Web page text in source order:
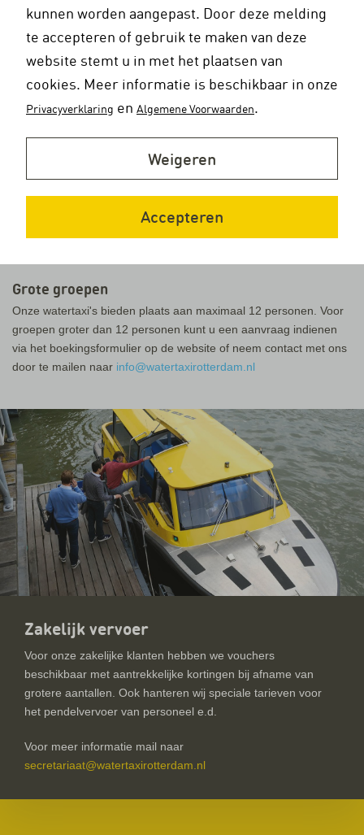
Watertaxiritten op afroep kunt u op elk moment online boeken via
onze app of website. Betalen kan vooraf via de app of aan boord
Grote groepen
Onze watertaxi's bieden plaats aan maximaal 12 personen. Voor
groepen groter dan 12 personen kunt u een aanvraag indienen
via het boekingsformulier op de website of neem contact met ons
door te mailen naar info@watertaxirotterdam.nl
Zakelijk vervoer
Voor onze zakelijke klanten hebben we vouchers
beschikbaar met aantrekkelijke kortingen bij afname van
grotere aantallen. Ook hanteren wij speciale tarieven voor
het pendelvervoer van personeel e.d.
Voor meer informatie mail naar
secretariaat@watertaxirotterdam.nl
kunnen worden aangepast. Door deze melding
te accepteren of gebruik te maken van deze
website stemt u in met het plaatsen van
cookies. Meer informatie is beschikbaar in onze
Privacyverklaring en Algemene Voorwaarden.
Weigeren
Accepteren